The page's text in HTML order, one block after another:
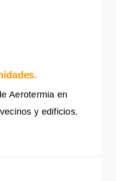
Aerotermia en
y edificios.